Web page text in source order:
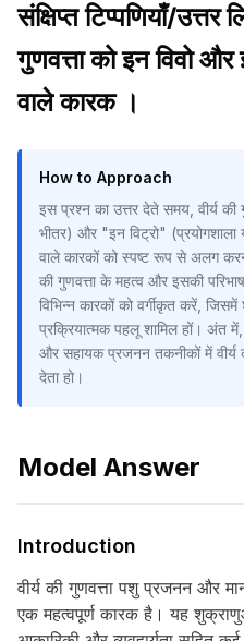
संक्षिप्त टिप्पणियाँ/उत्तर
गुणवत्ता को इन विवो और
वाले कारक ।
How to Approach
इस प्रश्न का उत्तर देते समय, वीर्य की
भीतर) और "इन विट्रो" (प्रयोगशाला
वाले कारकों को स्पष्ट रूप से अलग
की गुणवत्ता के महत्व और इसकी
विभिन्न कारकों को वर्गीकृत करें,
प्रक्रियात्मक पहलू शामिल हों। अंत
और सहायक प्रजनन तकनीकों में वीर्य
देता हो।
Model Answer
Introduction
वीर्य की गुणवत्ता पशु प्रजनन और
एक महत्वपूर्ण कारक है। यह